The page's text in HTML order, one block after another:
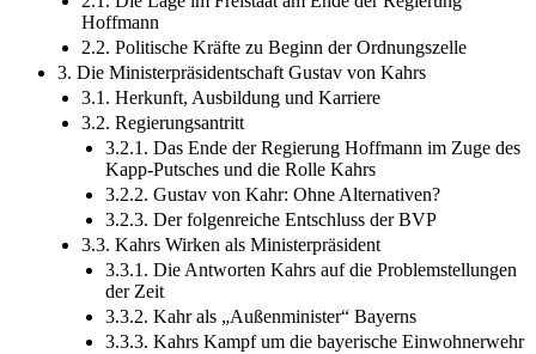
Hoffmann
2.2. Politische Kräfte zu Beginn der Ordnungszelle
3. Die Ministerpräsidentschaft Gustav von Kahrs
3.1. Herkunft, Ausbildung und Karriere
3.2. Regierungsantritt
3.2.1. Das Ende der Regierung Hoffmann im Zuge des
Kapp-Putsches und die Rolle Kahrs
3.2.2. Gustav von Kahr: Ohne Alternativen?
3.2.3. Der folgenreiche Entschluss der BVP
3.3. Kahrs Wirken als Ministerpräsident
3.3.1. Die Antworten Kahrs auf die Problemstellungen
der Zeit
3.3.2. Kahr als „Außenminister“ Bayerns
3.3.3. Kahrs Kampf um die bayerische Einwohnerwehr